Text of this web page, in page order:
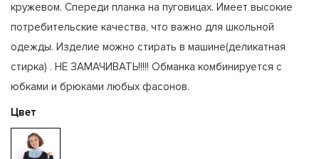
кружевом. Спереди планка на пуговицах. Имеет высокие
потребительские качества, что важно для школьной
одежды. Изделие можно стирать в машине(деликатная
стирка) . НЕ ЗАМАЧИВАТЬ!!!!! Обманка комбинируется с
юбками и брюками любых фасонов.
Цвет